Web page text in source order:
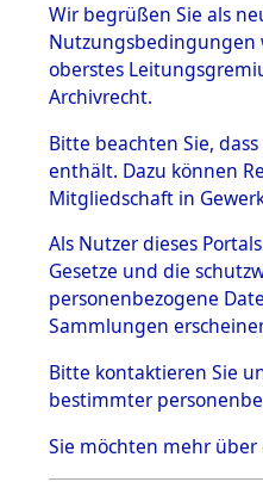
BESTÄNDE
1.
mente
5. Verschiedenes
5.3
Todesmärsche
5.3.1 Alliierte
Erhebungen
zu
Todesmärsch
en
5.3.2
Wir begrüßen Sie als
Nutzungsbedingungen
oberstes
Archivrecht.
Bitte beachten Sie,
enthält. Dazu können
Mitgliedschaft in
Als Nutzer dieses
Gesetze und die
personenbezogene
Sammlungen
Bitte kontaktieren Sie
bestimmter
Sie möchten mehr